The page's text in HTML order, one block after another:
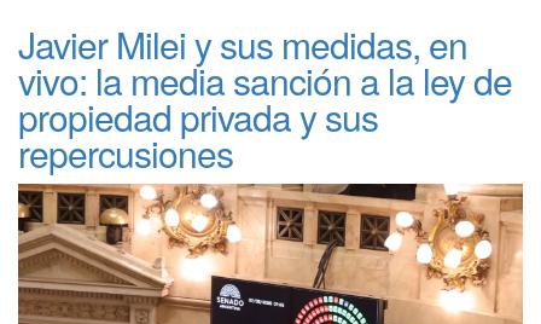
Javier Milei y sus medidas, en
vivo: la media sanción a la ley de
propiedad privada y sus
repercusiones